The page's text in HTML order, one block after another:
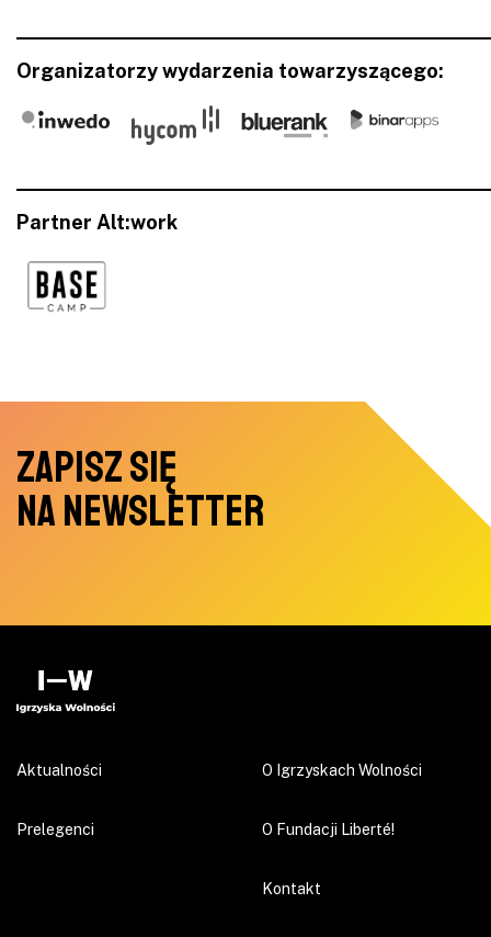
Organizatorzy wydarzenia towarzyszącego:
Partner Alt:work
ZAPISZ SIĘ
NA NEWSLETTER
Aktualności
Prelegenci
O Igrzyskach Wolności
O Fundacji Liberté!
Kontakt